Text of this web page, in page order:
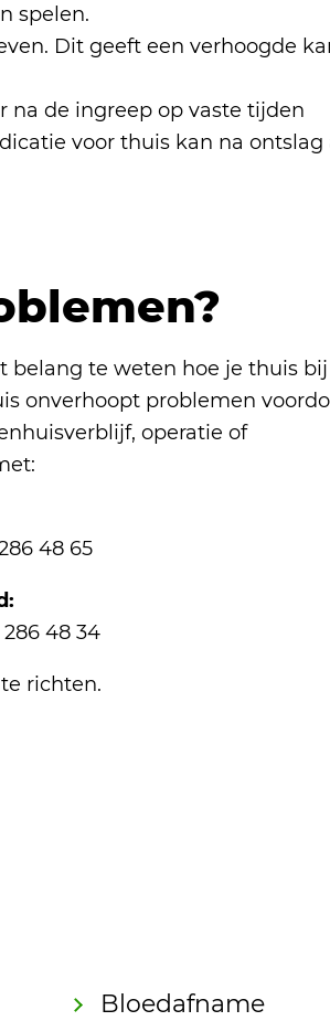
spelen.
Dit geeft een verhoogde
na de ingreep op vaste tijden
voor thuis kan na ontslag
belang te weten hoe je thuis bij
onverhoopt problemen
operatie of
48 65
48 34
richten.
Bloedafname